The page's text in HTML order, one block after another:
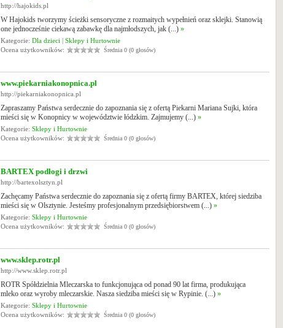
http://hajokids.pl
W Hajokids tworzymy ścieżki sensoryczne z rozmaitych wypełnień oraz sklejki. Stanowią
one jednocześnie ciekawą zabawkę dla najmłodszych, jak (...) »
Kategorie: Dla dzieci | Sklepy i Hurtownie
Ocena użytkowników:
Średnia 0 (0 głosów)
www.piekarniakonopnica.pl
http://piekarniakonopnica.pl
Zapraszamy Państwa serdecznie do zapoznania się z ofertą Piekarni Mariana Sujki, która
mieści się w Konopnicy w województwie łódzkim. Zajmujemy (...) »
Kategorie: Sklepy i Hurtownie
Ocena użytkowników:
Średnia 0 (0 głosów)
BARTEX podłogi i drzwi
http://bartexolsztyn.pl
Zachęcamy Państwa serdecznie do zapoznania się z ofertą firmy BARTEX, której siedziba
mieści się w Olsztynie. Jesteśmy profesjonalnym przedsiębiorstwem (...) »
Kategorie: Sklepy i Hurtownie
Ocena użytkowników:
Średnia 0 (0 głosów)
www.sklep.rotr.pl
http://www.sklep.rotr.pl
ROTR Spółdzielnia Mleczarska to funkcjonująca od ponad 90 lat firma, produkująca
mleko oraz wyroby mleczarskie. Nasza siedziba mieści się w Rypinie. (...) »
Kategorie: Sklepy i Hurtownie
Ocena użytkowników:
Średnia 0 (0 głosów)